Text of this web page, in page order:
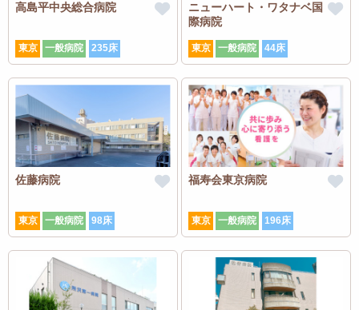
高島平中央総合病院
東京 一般病院 235床
ニューハート・ワタナベ国
際病院
東京 一般病院 44床
佐藤病院
東京 一般病院 98床
福寿会東京病院
東京 一般病院 196床